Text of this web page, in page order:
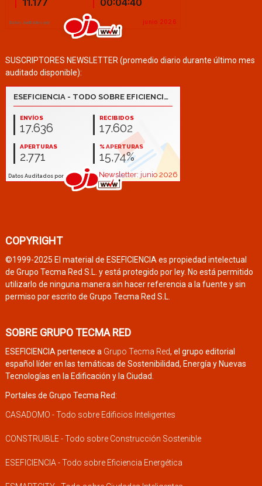
SUSCRIPTORES NEWSLETTER (promedio diario durante último mes
auditado disponible):
COPYRIGHT
©1999-2025 El material de ESEFICIENCIA es propiedad intelectual
de Grupo Tecma Red S.L. y está protegido por ley. No está permitido
utilizarlo de ninguna manera sin hacer referencia a la fuente y sin
permiso por escrito de Grupo Tecma Red S.L.
SOBRE GRUPO TECMA RED
ESEFICIENCIA pertenece a Grupo Tecma Red, el grupo editorial
español líder en las temáticas de Sostenibilidad, Energía y Nuevas
Tecnologías en la Edificación y la Ciudad.
Portales de Grupo Tecma Red:
CASADOMO - Todo sobre Edificios Inteligentes
CONSTRUIBLE - Todo sobre Construcción Sostenible
ESEFICIENCIA - Todo sobre Eficiencia Energética